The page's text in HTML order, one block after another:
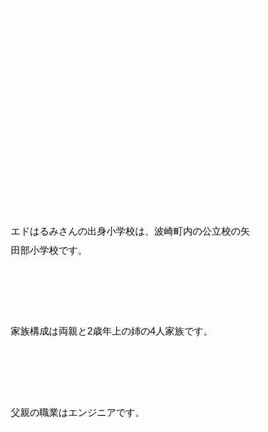
エドはるみさんの出身小学校は、波崎町内の公立校の矢
田部小学校です。
家族構成は両親と2歳年上の姉の4人家族です。
父親の職業はエンジニアです。